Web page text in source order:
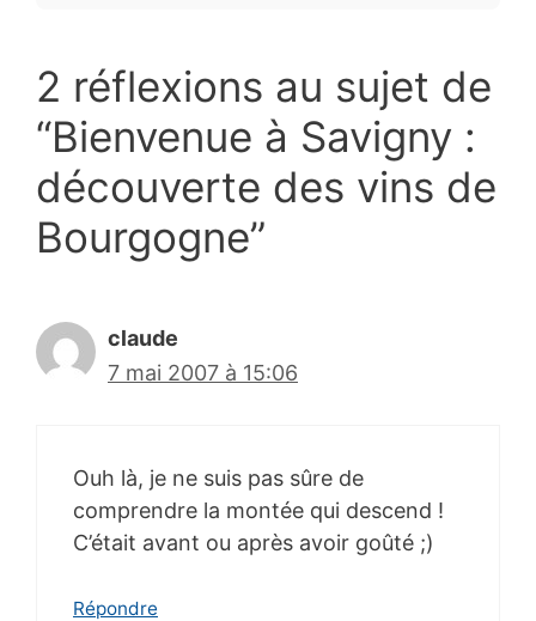
2 réflexions au sujet de
“Bienvenue à Savigny :
découverte des vins de
Bourgogne”
claude
7 mai 2007 à 15:06
Ouh là, je ne suis pas sûre de
comprendre la montée qui descend !
C’était avant ou après avoir goûté ;)
Répondre